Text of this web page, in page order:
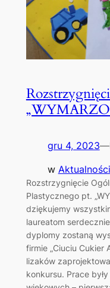
gru 4, 2023—
w
Rozstrzygnięcie
Plastycznego pt.
dziękujemy
laureatom
dyplomy zostaną
firmie „Ciuciu Cukier
lizaków
konkursu. Prace